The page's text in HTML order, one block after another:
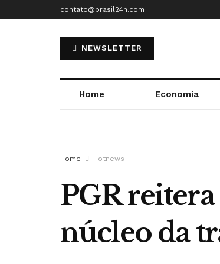
contato@brasil24h.com
NEWSLETTER
Home Economia
Home Hotnews
PGR
núcleo da